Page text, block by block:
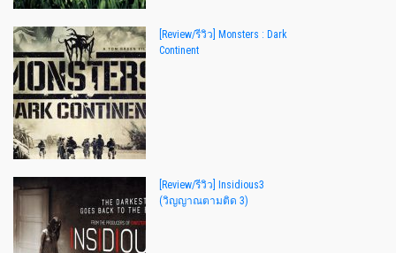
[Review/รีวิว] Monsters : Dark
Continent
[Review/รีวิว] Insidious3
(วิญญาณตามติด 3)